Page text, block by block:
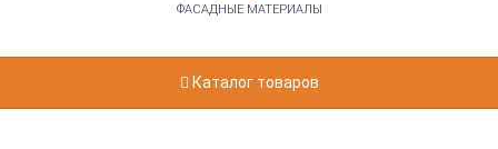
ФАСАДНЫЕ МАТЕРИАЛЫ
Каталог товаров